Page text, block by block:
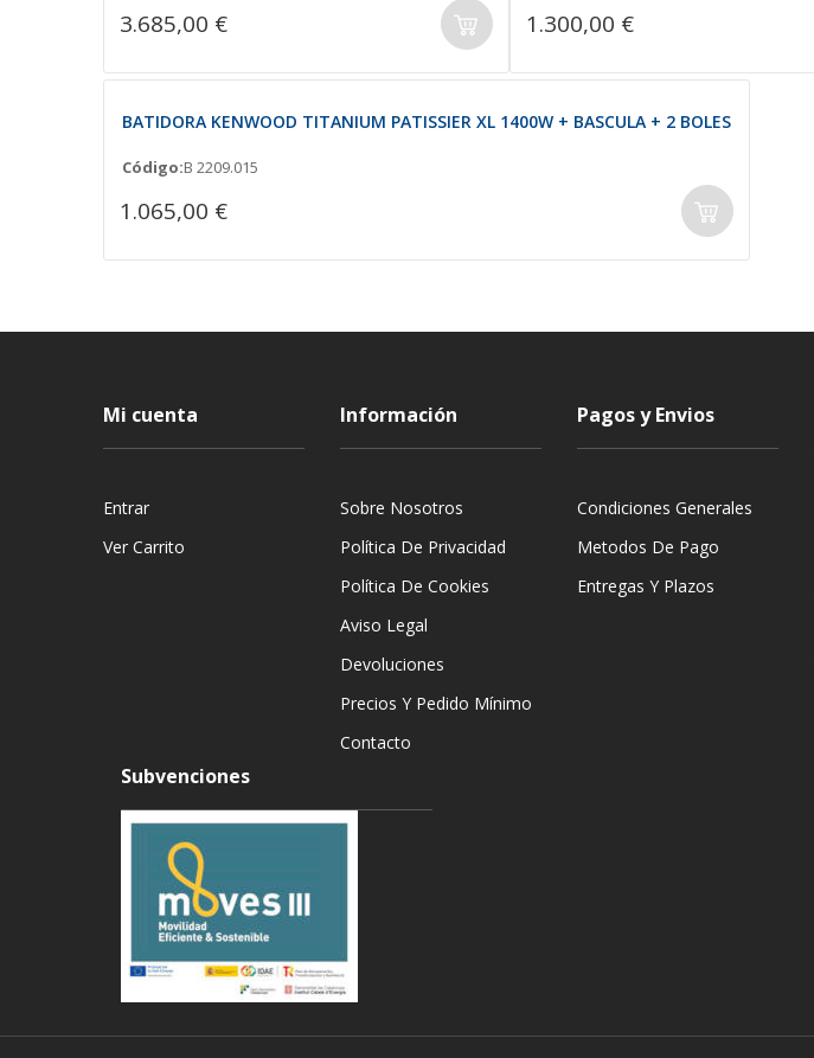
3.685,00 € 1.300,00 €
BATIDORA KENWOOD TITANIUM PATISSIER XL 1400W + BASCULA + 2 BOLES
Código:B 2209.015
1.065,00 €
Mi cuenta
Entrar
Ver Carrito
Información
Sobre Nosotros
Política De Privacidad
Política De Cookies
Aviso Legal
Devoluciones
Precios Y Pedido Mínimo
Contacto
Pagos y Envios
Condiciones Generales
Metodos De Pago
Entregas Y Plazos
Subvenciones